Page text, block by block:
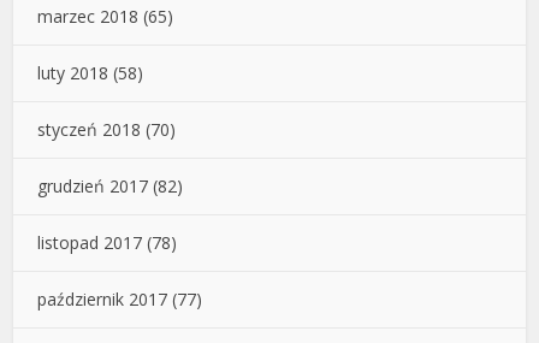
marzec 2018 (65)
luty 2018 (58)
styczeń 2018 (70)
grudzień 2017 (82)
listopad 2017 (78)
październik 2017 (77)